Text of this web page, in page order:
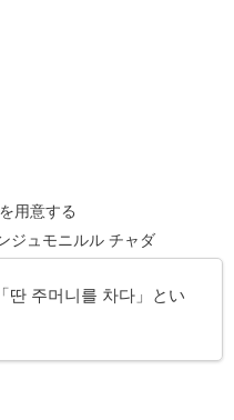
用意する
ジュモニルル チャダ
딴 주머니를 차다」とい